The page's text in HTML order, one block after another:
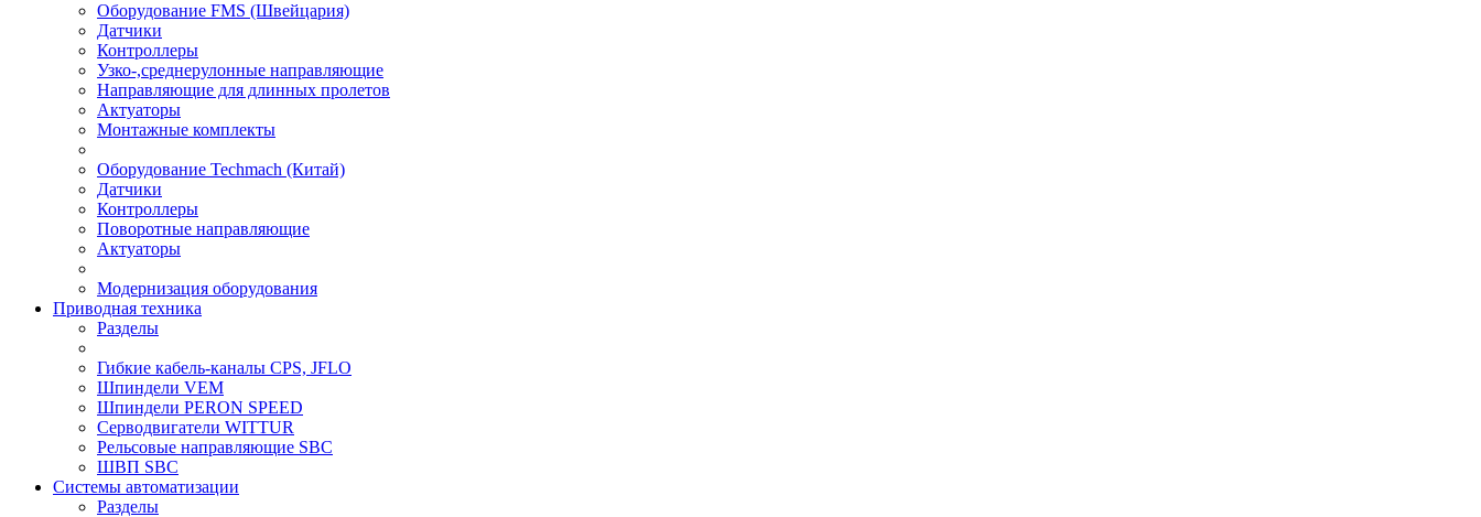
Оборудование FMS (Швейцария)
Датчики
Контроллеры
Узко-,среднерулонные направляющие
Направляющие для длинных пролетов
Актуаторы
Монтажные комплекты
Оборудование Techmach (Китай)
Датчики
Контроллеры
Поворотные направляющие
Актуаторы
Модернизация оборудования
Приводная техника
Разделы
Гибкие кабель-каналы CPS, JFLO
Шпиндели VEM
Шпиндели PERON SPEED
Серводвигатели WITTUR
Рельсовые направляющие SBC
ШВП SBC
Системы автоматизации
Разделы